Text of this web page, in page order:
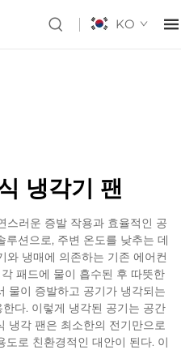
KO
냉각기 팬
스러운 증발 작용과 효율적인 공
션으로, 주변 온도를 낮추는 데
와 냉매에 의존하는 기존 에어컨
패드에 물이 흡수된 후 따뜻한
물이 증발하고 공기가 냉각되는
다. 이렇게 냉각된 공기는 공간
냉각 팬은 최소한의 전기만으로
로 친환경적인 대안이 된다. 이